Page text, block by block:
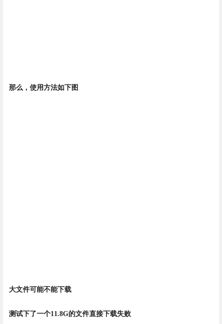
那么，使用方法如下图
大文件可能不能下载
测试下了一个11.8G的文件直接下载失败